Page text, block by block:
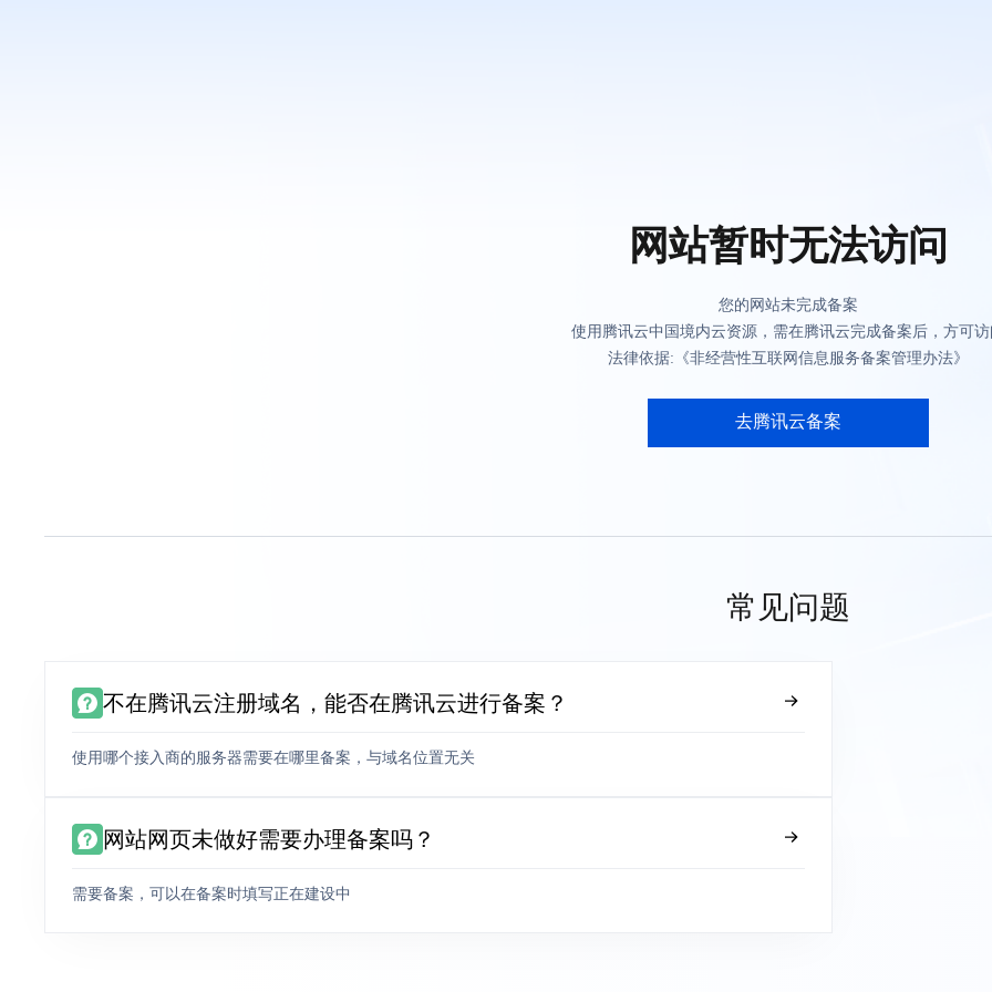
网站暂时无法访问
您的网站未完成备案
使用腾讯云中国境内云资源，需在腾讯云完成备案后，方可
法律依据:《非经营性互联网信息服务备案管理办法》
去腾讯云备案
常见问题
不在腾讯云注册域名，能否在腾讯云进行备案？
使用哪个接入商的服务器需要在哪里备案，与域名位置无关
网站网页未做好需要办理备案吗？
需要备案，可以在备案时填写正在建设中